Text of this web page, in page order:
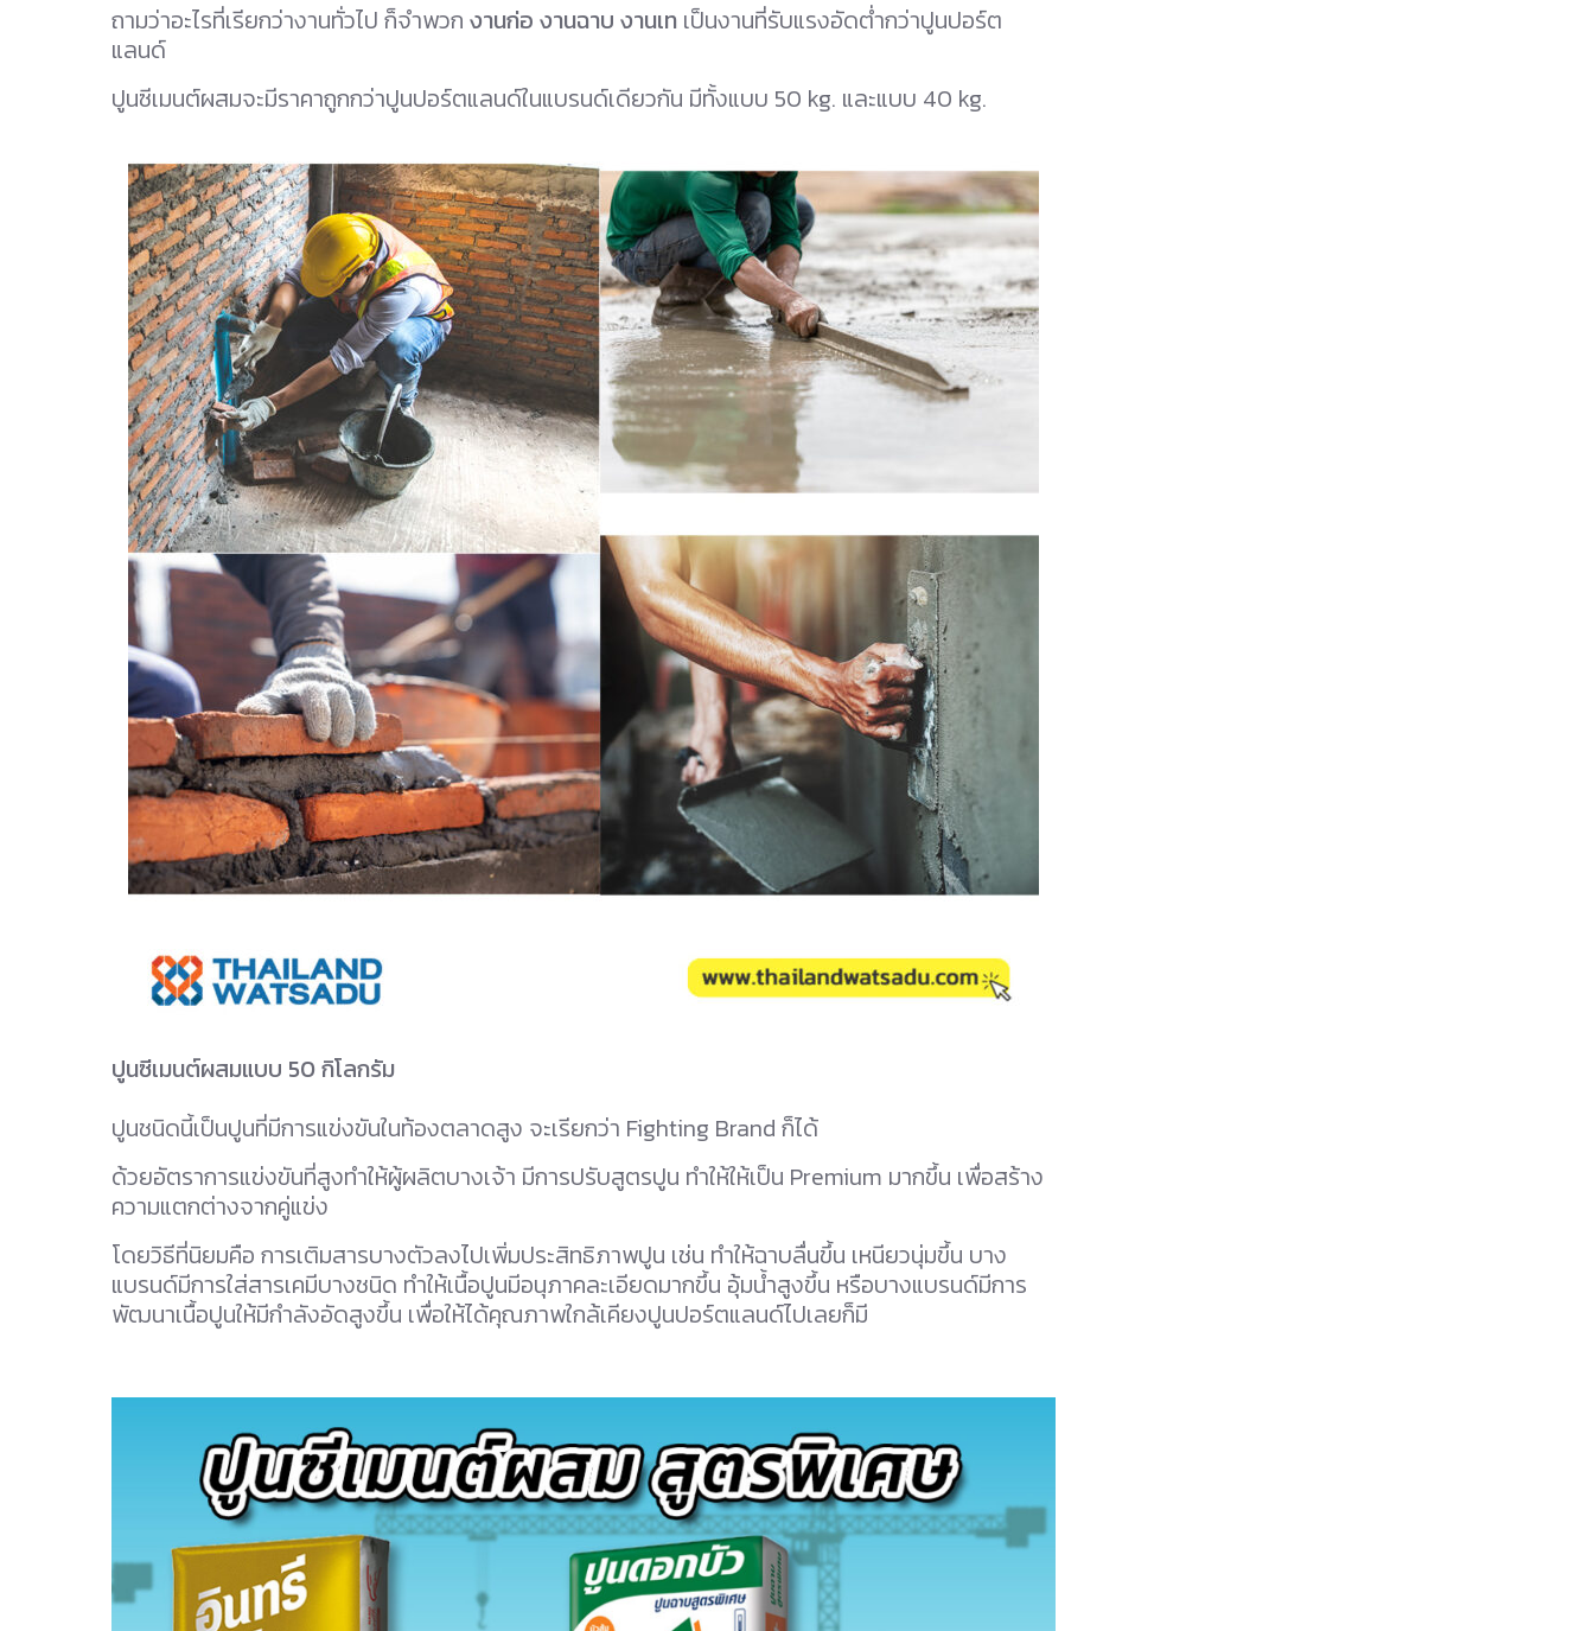
ถามว่าอะไรที่เรียกว่างานทั่วไป ก็จำพวก งานก่อ งานฉาบ งานเท เป็นงานที่รับแรงอัดต่ำกว่าปูนปอร์ต
แลนด์
ปูนซีเมนต์ผสมจะมีราคาถูกกว่าปูนปอร์ตแลนด์ในแบรนด์เดียวกัน มีทั้งแบบ 50 kg. และแบบ 40 kg.
ปูนซีเมนต์ผสมแบบ 50 กิโลกรัม
ปูนชนิดนี้เป็นปูนที่มีการแข่งขันในท้องตลาดสูง จะเรียกว่า Fighting Brand ก็ได้
ด้วยอัตราการแข่งขันที่สูงทำให้ผู้ผลิตบางเจ้า มีการปรับสูตรปูน ทำให้ให้เป็น Premium มากขึ้น เพื่อสร้าง
ความแตกต่างจากคู่แข่ง
โดยวิธีที่นิยมคือ การเติมสารบางตัวลงไปเพิ่มประสิทธิภาพปูน เช่น ทำให้ฉาบลื่นขึ้น เหนียวนุ่มขึ้น บาง
แบรนด์มีการใส่สารเคมีบางชนิด ทำให้เนื้อปูนมีอนุภาคละเอียดมากขึ้น อุ้มน้ำสูงขึ้น หรือบางแบรนด์มีการ
พัฒนาเนื้อปูนให้มีกำลังอัดสูงขึ้น เพื่อให้ได้คุณภาพใกล้เคียงปูนปอร์ตแลนด์ไปเลยก็มี